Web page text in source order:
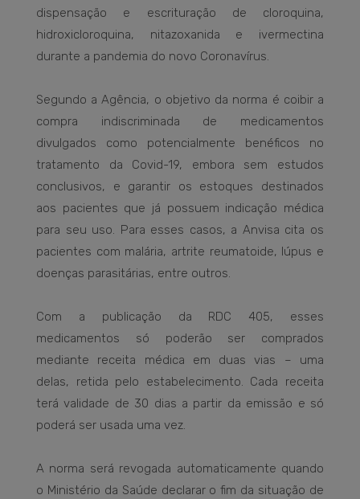
dispensação e escrituração de cloroquina,
hidroxicloroquina, nitazoxanida e ivermectina
durante a pandemia do novo Coronavírus.
Segundo a Agência, o objetivo da norma é coibir a
compra indiscriminada de medicamentos
divulgados como potencialmente benéficos no
tratamento da Covid-19, embora sem estudos
conclusivos, e garantir os estoques destinados
aos pacientes que já possuem indicação médica
para seu uso. Para esses casos, a Anvisa cita os
pacientes com malária, artrite reumatoide, lúpus e
doenças parasitárias, entre outros.
Com a publicação da RDC 405, esses
medicamentos só poderão ser comprados
mediante receita médica em duas vias – uma
delas, retida pelo estabelecimento. Cada receita
terá validade de 30 dias a partir da emissão e só
poderá ser usada uma vez.
A norma será revogada automaticamente quando
o Ministério da Saúde declarar o fim da situação de